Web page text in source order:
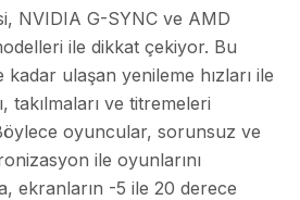
NVIDIA G-SYNC ve AMD
ile dikkat çekiyor. Bu
ulaşan yenileme hızları ile
takılmaları ve titremeleri
oyuncular, sorunsuz ve
ile oyunlarını
ekranların -5 ile 20 derece